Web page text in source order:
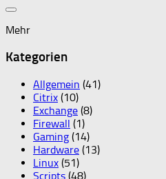
Mehr
Kategorien
Allgemein (41)
Citrix (10)
Exchange (8)
Firewall (1)
Gaming (14)
Hardware (13)
Linux (51)
Scripts (48)